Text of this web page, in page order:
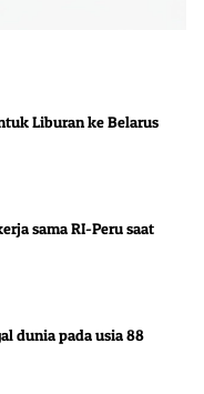
Liburan ke Belarus
sama RI-Peru saat
dunia pada usia 88